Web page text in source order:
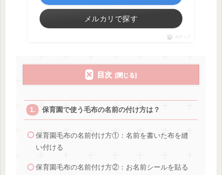
メルカリで探す
ポチップ
目次
保育園で使う毛布の名前の付け方は？
保育園毛布の名前付け方①：名前を書いた布を縫
い付ける
保育園毛布の名前付け方②：お名前シールを貼る